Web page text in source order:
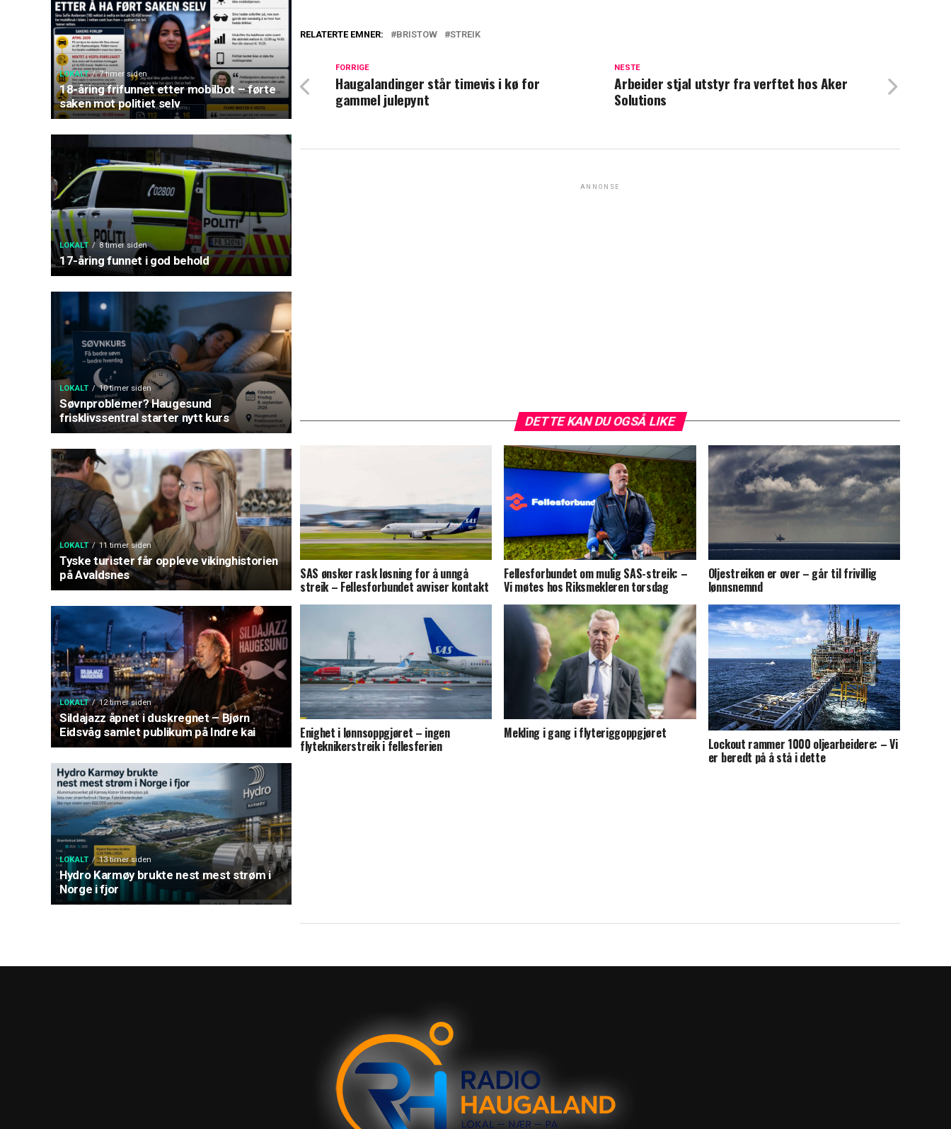
LOKALT 7 timer siden
18-åring frifunnet etter mobilbot – førte
saken mot politiet selv
LOKALT 8 timer siden
17-åring funnet i god behold
LOKALT 10 timer siden
Søvnproblemer? Haugesund
frisklivssentral starter nytt kurs
LOKALT 11 timer siden
Tyske turister får oppleve vikinghistorien
på Avaldsnes
LOKALT 12 timer siden
Sildajazz åpnet i duskregnet – Bjørn
Eidsvåg samlet publikum på Indre kai
LOKALT 13 timer siden
Hydro Karmøy brukte nest mest strøm i
Norge i fjor
RELATERTE EMNER: BRISTOW STREIK
NESTE
Arbeider stjal utstyr fra verftet hos Aker
Solutions
FORRIGE
Haugalandinger står timevis i kø for
gammel julepynt
ANNONSE
DETTE KAN DU OGSÅ LIKE
SAS ønsker rask løsning for å unngå
streik – Fellesforbundet avviser kontakt
Fellesforbundet om mulig SAS-streik: –
Vi møtes hos Riksmekleren torsdag
Oljestreiken er over – går til frivillig
lønnsnemnd
Enighet i lønnsoppgjøret – ingen
flyteknikerstreik i fellesferien
Mekling i gang i flyteriggoppgjøret
Lockout rammer 1000 oljearbeidere: – Vi
er beredt på å stå i dette